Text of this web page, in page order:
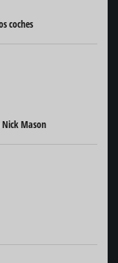
coches
Nick Mason